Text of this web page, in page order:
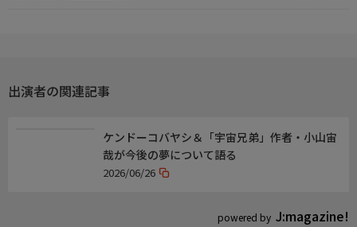
*番組ホームページはこちら!
*無料見逃し配信
TVer・ABEMA・テレ朝動画などで「ケンコバのほろ酔いビジホ
出演者の関連記事
powered by J:magazine!
ケンドーコバヤシ＆「宇宙兄弟」作者・小山宙
哉が今後の夢について語る
2026/06/26